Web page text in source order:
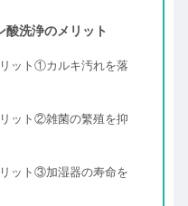
酸洗浄のメリット
ット①カルキ汚れを落
ット②雑菌の繁殖を抑
ット③加湿器の寿命を